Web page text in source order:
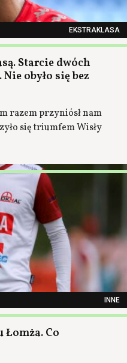
EKSTRAKLASA
Starcie dwóch
obyło się bez
razem przyniósł nam
się triumfem Wisły
INNE
Łomża. Co